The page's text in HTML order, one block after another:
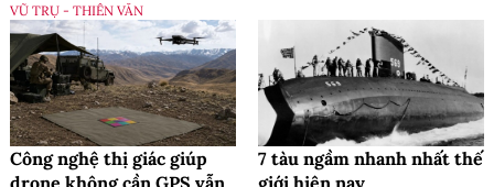
VŨ TRỤ - THIÊN VĂN
Công nghệ thị giác giúp
7 tàu ngầm nhanh nhất thế